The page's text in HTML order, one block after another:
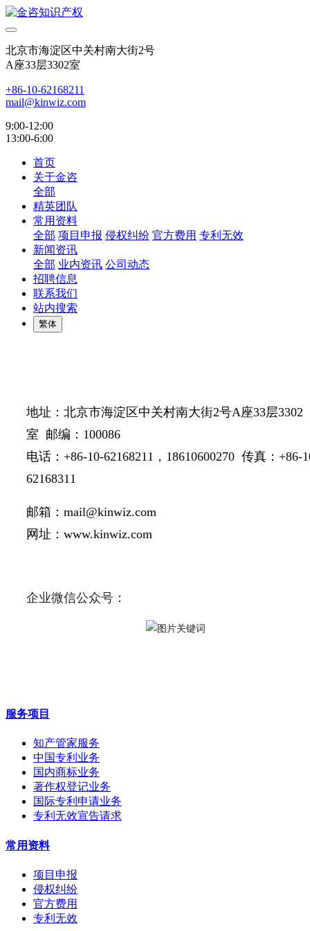
北京市海淀区中关村南大街2号
A座33层3302室
+86-10-62168211
mail@kinwiz.com
9:00-12:00
13:00-6:00
首页
关于金咨
全部
精英团队
常用资料
全部 项目申报 侵权纠纷 官方费用 专利无效
新闻资讯
全部 业内资讯 公司动态
招聘信息
联系我们
站内搜索
繁体
地址：北京市海淀区中关村南大街2号A座33层3302
室 邮编：100086
电话：+86-10-62168211，18610600270 传真：+86-
62168311
邮箱：mail@kinwiz.com
网址：www.kinwiz.com
企业微信公众号：
服务项目
知产管家服务
中国专利业务
国内商标业务
著作权登记业务
国际专利申请业务
专利无效宣告请求
常用资料
项目申报
侵权纠纷
官方费用
专利无效